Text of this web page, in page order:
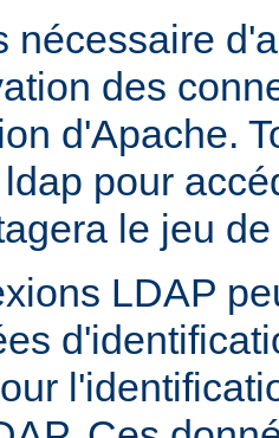
nécessaire
des
d'Apache.
pour
le jeu
LDAP